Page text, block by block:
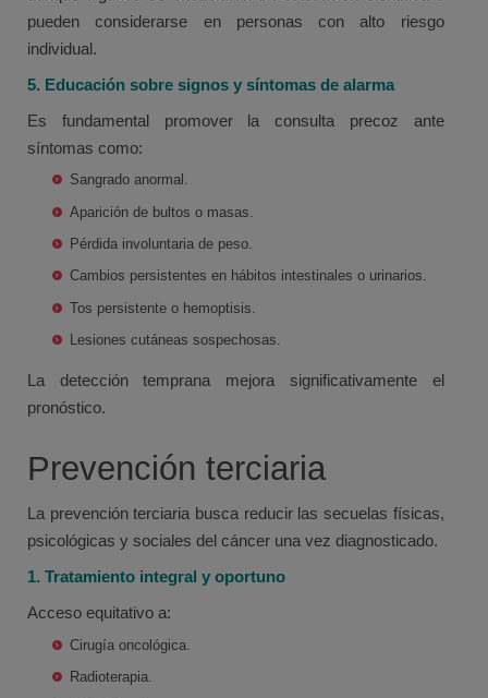
pueden considerarse en personas con alto riesgo
individual.
5. Educación sobre signos y síntomas de alarma
Es fundamental promover la consulta precoz ante
síntomas como:
Sangrado anormal.
Aparición de bultos o masas.
Pérdida involuntaria de peso.
Cambios persistentes en hábitos intestinales o urinarios.
Tos persistente o hemoptisis.
Lesiones cutáneas sospechosas.
La detección temprana mejora significativamente el
pronóstico.
Prevención terciaria
La prevención terciaria busca reducir las secuelas físicas,
psicológicas y sociales del cáncer una vez diagnosticado.
1. Tratamiento integral y oportuno
Acceso equitativo a:
Cirugía oncológica.
Radioterapia.